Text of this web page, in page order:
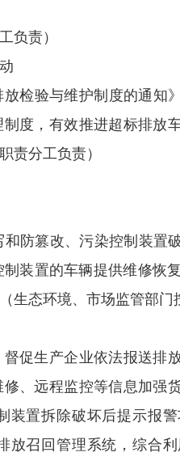
负责）
验与维护制度的通知》
度，有效推进超标排放
责分工负责）
篡改、污染控制装置
装置的车辆提供维修恢
生态环境、市场监管部门
生产企业依法报送排
、远程监控等信息加强
装置拆除破坏后提示报
放召回管理系统，综合